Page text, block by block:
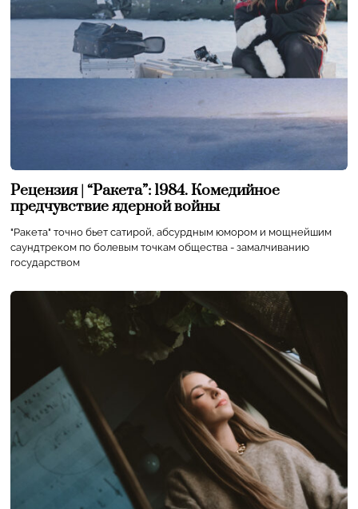
Рецензия | “Ракета”: 1984. Комедийное
предчувствие ядерной войны
"Ракета" точно бьет сатирой, абсурдным юмором и мощнейшим
саундтреком по болевым точкам общества - замалчиванию
государством